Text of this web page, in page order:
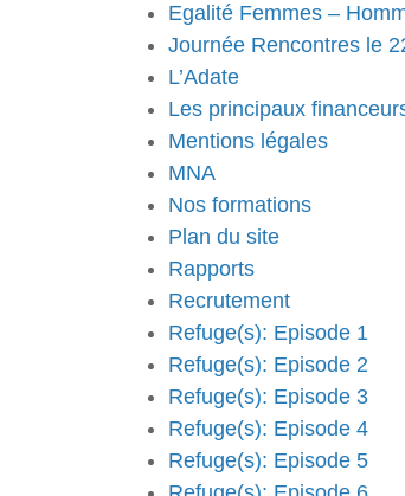
Egalité Femmes –
Journée Rencontres le
L’Adate
Les principaux
Mentions légales
MNA
Nos formations
Plan du site
Rapports
Recrutement
Refuge(s): Episode 1
Refuge(s): Episode 2
Refuge(s): Episode 3
Refuge(s): Episode 4
Refuge(s): Episode 5